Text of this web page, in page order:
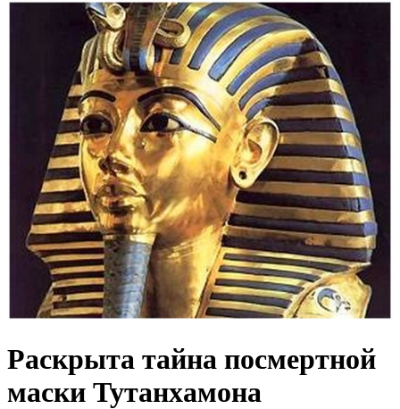
Раскрыта тайна посмертной
маски Тутанхамона